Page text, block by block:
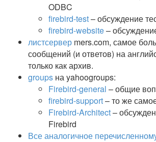
ODBC
firebird-test– обсуждение
firebird-website–
листсервер mers.com, самое
сообщений (и ответов) на
только как архив.
groups на yahoogroups:
Firebird-general – общие
firebird-support– то же
Firebird-Architect–
Firebird
Все аналогичное